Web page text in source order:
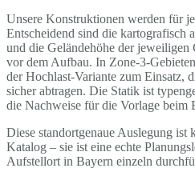
Unsere Konstruktionen werden für
Entscheidend sind die kartografisch
und die Geländehöhe der
vor dem Aufbau. In Zone-3-
der Hochlast-Variante zum Einsatz,
sicher abtragen. Die Statik ist
die Nachweise für die Vorlage beim
Diese standortgenaue Auslegung ist
Katalog – sie ist eine echte
Aufstellort in Bayern einzeln